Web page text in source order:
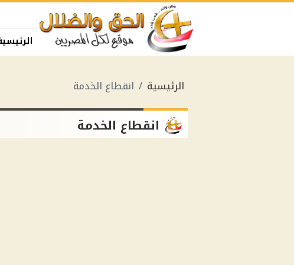
الرئيسية انقطاع الخدمة
انقطاع الخدمة